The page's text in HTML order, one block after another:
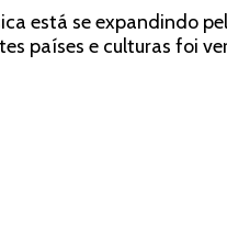
está se expandindo
países e culturas foi